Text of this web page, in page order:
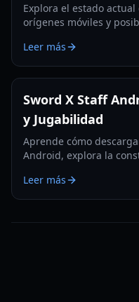
Explora el estado actual
orígenes móviles y
Leer más
Sword X Staff
y Jugabilidad
Aprende cómo
Android, explora la
RPG único.
Leer más